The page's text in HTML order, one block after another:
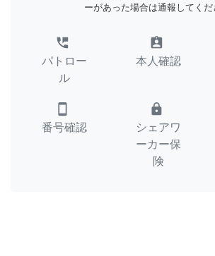
ーがあった場合は通報してくだ
perm_phone_msg
パトロー
ル
assignment_ind
本人確認
smartphone
番号確認
lock
シェアワ
ーカー保
険